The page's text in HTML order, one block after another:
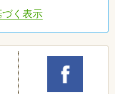
く表示